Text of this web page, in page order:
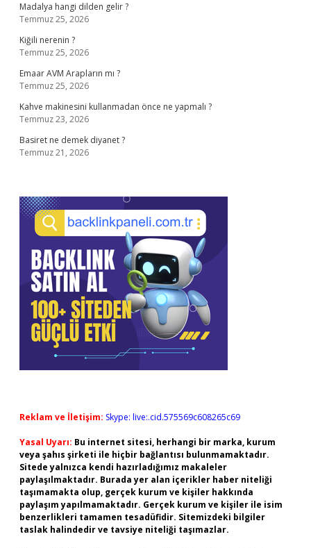
Madalya hangi dilden gelir ?
Temmuz 25, 2026
Kiğili nerenin ?
Temmuz 25, 2026
Emaar AVM Arapların mı ?
Temmuz 25, 2026
Kahve makinesini kullanmadan önce ne yapmalı ?
Temmuz 23, 2026
Basiret ne demek diyanet ?
Temmuz 21, 2026
Reklam ve İletişim: Skype: live:.cid.575569c608265c69
Yasal Uyarı: Bu internet sitesi, herhangi bir marka, kurum
veya şahıs şirketi ile hiçbir bağlantısı bulunmamaktadır.
Sitede yalnızca kendi hazırladığımız makaleler
paylaşılmaktadır. Burada yer alan içerikler haber niteliği
taşımamakta olup, gerçek kurum ve kişiler hakkında
paylaşım yapılmamaktadır. Gerçek kurum ve kişiler ile isim
benzerlikleri tamamen tesadüfidir. Sitemizdeki bilgiler
taslak halindedir ve tavsiye niteliği taşımazlar.